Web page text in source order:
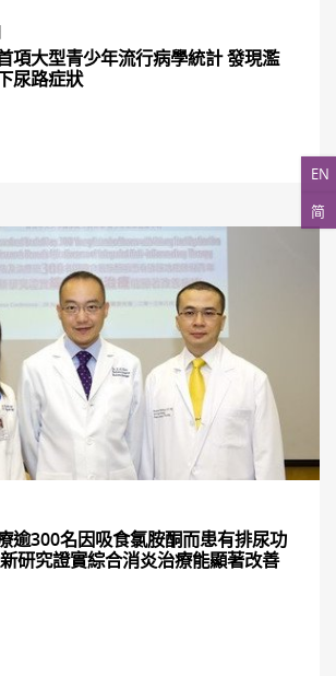
EN
简
項大型青少年流行病學統計 發現濫
尿路症狀
逾300名因吸食氯胺酮而患有排尿功
研究證實綜合消炎治療能顯著改善